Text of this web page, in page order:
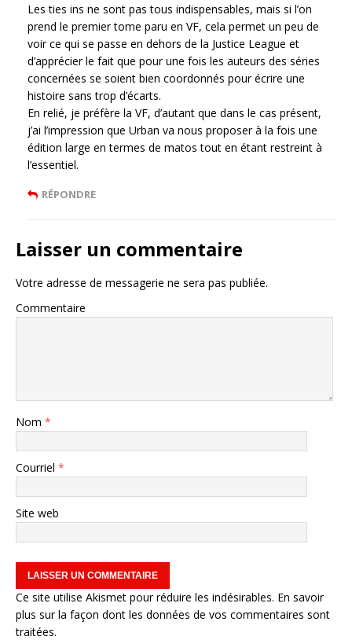
Les ties ins ne sont pas tous indispensables, mais si l’on
prend le premier tome paru en VF, cela permet un peu de
voir ce qui se passe en dehors de la Justice League et
d’apprécier le fait que pour une fois les auteurs des séries
concernées se soient bien coordonnés pour écrire une
histoire sans trop d’écarts.
En relié, je préfère la VF, d’autant que dans le cas présent,
j’ai l’impression que Urban va nous proposer à la fois une
édition large en termes de matos tout en étant restreint à
l’essentiel.
RÉPONDRE
Laisser un commentaire
Votre adresse de messagerie ne sera pas publiée.
Commentaire
Nom *
Courriel *
Site web
Ce site utilise Akismet pour réduire les indésirables. En savoir
plus sur la façon dont les données de vos commentaires sont
traitées.